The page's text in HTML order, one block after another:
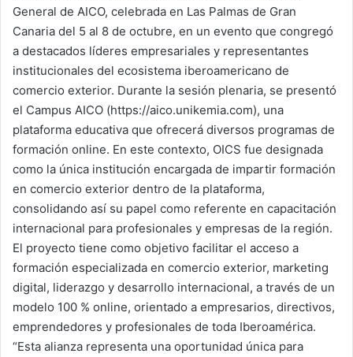
General de AICO, celebrada en Las Palmas de Gran
Canaria del 5 al 8 de octubre, en un evento que congregó
a destacados líderes empresariales y representantes
institucionales del ecosistema iberoamericano de
comercio exterior. Durante la sesión plenaria, se presentó
el Campus AICO (https://aico.unikemia.com), una
plataforma educativa que ofrecerá diversos programas de
formación online. En este contexto, OICS fue designada
como la única institución encargada de impartir formación
en comercio exterior dentro de la plataforma,
consolidando así su papel como referente en capacitación
internacional para profesionales y empresas de la región.
El proyecto tiene como objetivo facilitar el acceso a
formación especializada en comercio exterior, marketing
digital, liderazgo y desarrollo internacional, a través de un
modelo 100 % online, orientado a empresarios, directivos,
emprendedores y profesionales de toda Iberoamérica.
“Esta alianza representa una oportunidad única para